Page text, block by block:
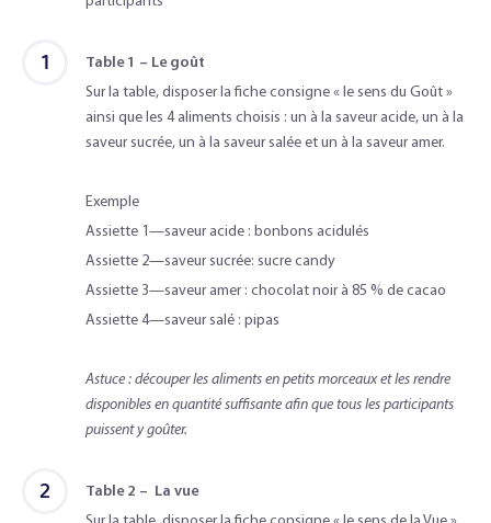
1
Table 1 – Le goût
Sur la table, disposer la fiche consigne « le sens du Goût »
ainsi que les 4 aliments choisis : un à la saveur acide, un à la
saveur sucrée, un à la saveur salée et un à la saveur amer.
Exemple
Assiette 1—saveur acide : bonbons acidulés
Assiette 2—saveur sucrée: sucre candy
Assiette 3—saveur amer : chocolat noir à 85 % de cacao
Assiette 4—saveur salé : pipas
Astuce : découper les aliments en petits morceaux et les rendre
disponibles en quantité suffisante afin que tous les participants
puissent y goûter.
2
Table 2 – La vue